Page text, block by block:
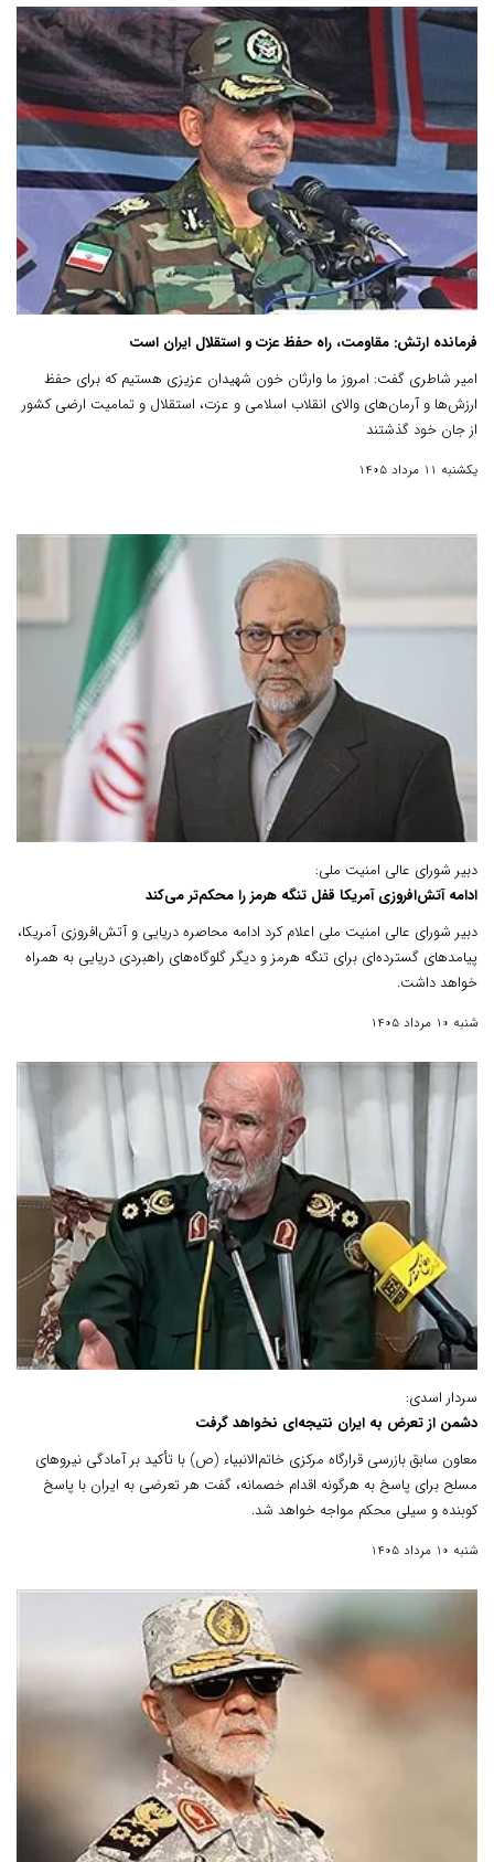
فرمانده ارتش: مقاومت، راه حفظ عزت و استقلال ایران است
امیر شاطری گفت: امروز ما وارثان خون شهیدان عزیزی هستیم که برای حفظ
ارزش‌ها و آرمان‌های والای انقلاب اسلامی و عزت، استقلال و تمامیت ارضی کشور
از جان خود گذشتند
یکشنبه 11 مرداد 1405
دبیر شورای عالی امنیت ملی:
ادامه آتش‌افروزی آمریکا قفل تنگه هرمز را محکم‌تر می‌کند
دبیر شورای عالی امنیت ملی اعلام کرد ادامه محاصره دریایی و آتش‌افروزی آمریکا،
پیامدهای گسترده‌ای برای تنگه هرمز و دیگر گلوگاه‌های راهبردی دریایی به همراه
خواهد داشت.
شنبه 10 مرداد 1405
سردار اسدی:
دشمن از تعرض به ایران نتیجه‌ای نخواهد گرفت
معاون سابق بازرسی قرارگاه مرکزی خاتم‌الانبیاء (ص) با تأکید بر آمادگی نیروهای
مسلح برای پاسخ به هرگونه اقدام خصمانه، گفت هر تعرضی به ایران با پاسخ
کوبنده و سیلی محکم مواجه خواهد شد.
شنبه 10 مرداد 1405